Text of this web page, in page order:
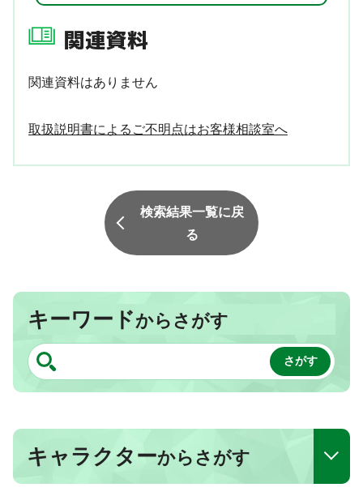
関連資料
関連資料はありません
取扱説明書によるご不明点はお客様相談室へ
検索結果一覧に戻
る
キーワードからさがす
キャラクターからさがす